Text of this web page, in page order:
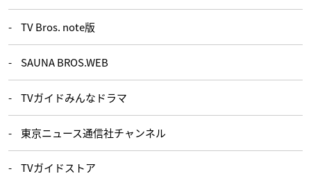
TV Bros. note版
SAUNA BROS.WEB
TVガイドみんなドラマ
東京ニュース通信社チャンネル
TVガイドストア